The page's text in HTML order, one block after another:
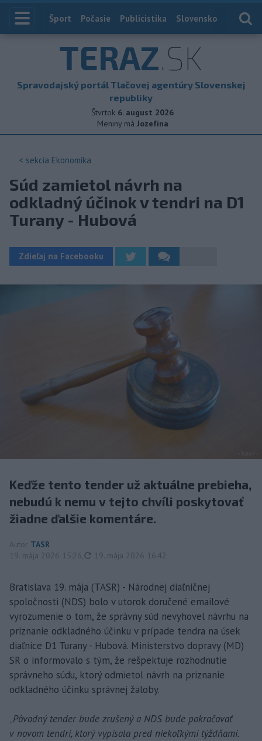
Index
Šport Počasie Publicistika Slovensko
TERAZ.SK
Spravodajský portál Tlačovej agentúry Slovenskej
republiky
Štvrtok 6. august 2026
Meniny má Jozefína
< sekcia Ekonomika
Súd zamietol návrh na
odkladný účinok v tendri na D1
Turany - Hubová
Zdieľaj na Facebooku
Keďže tento tender už aktuálne prebieha,
nebudú k nemu v tejto chvíli poskytovať
žiadne ďalšie komentáre.
Autor TASR
19. mája 2026 15:26
aktualizované
19. mája 2026 16:42
Bratislava 19. mája (TASR) - Národnej diaľničnej
spoločnosti (NDS) bolo v utorok doručené emailové
vyrozumenie o tom, že správny súd nevyhovel návrhu na
priznanie odkladného účinku v prípade tendra na úsek
diaľnice D1 Turany - Hubová. Ministerstvo dopravy (MD)
SR o informovalo s tým, že rešpektuje rozhodnutie
správneho súdu, ktorý odmietol návrh na priznanie
odkladného účinku správnej žaloby.
„Pôvodný tender bude zrušený a NDS bude pokračovať
v novom tendri, ktorý vypísala pred niekoľkými týždňami.